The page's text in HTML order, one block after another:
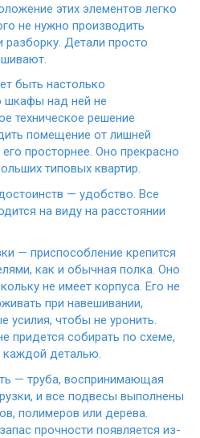
этих элементов легко
не нужно производить
Детали просто
быть настолько
шкафы над ней не
техническое решение
помещение от лишней
просторнее. Оно прекрасно
типовых квартир.
— удобство. Все
на виду на расстоянии
— приспособление крепится
как и обычная полка. Оно
не имеет корпуса. Его не
при навешивании,
усилия, чтобы не уронить.
придется собирать по схеме,
каждой деталью.
— труба, воспринимающая
и все подвесы выполнены
полимеров или дерева.
прочности появляется из-